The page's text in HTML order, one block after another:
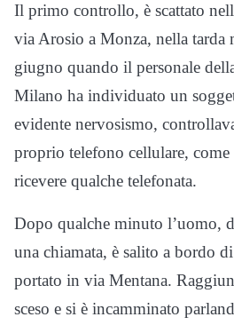
Il primo controllo, è scattato
via Arosio a Monza, nella tarda
giugno quando il personale
Milano ha individuato un
evidente nervosismo,
proprio telefono cellulare, come
ricevere qualche telefonata.
Dopo qualche minuto l’uomo,
una chiamata, è salito a bordo
portato in via Mentana.
sceso e si è incamminato